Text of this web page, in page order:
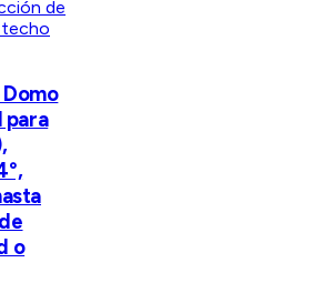
Domo
para
o